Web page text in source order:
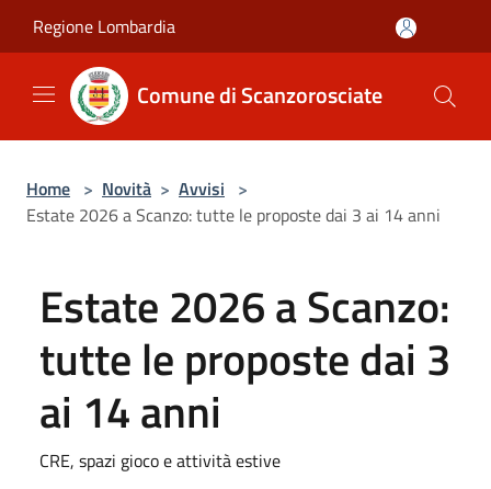
Regione Lombardia
Comune di Scanzorosciate
Home > Novità > Avvisi >
Estate 2026 a Scanzo: tutte le proposte dai 3 ai 14 anni
Estate 2026 a Scanzo:
tutte le proposte dai 3
ai 14 anni
CRE, spazi gioco e attività estive